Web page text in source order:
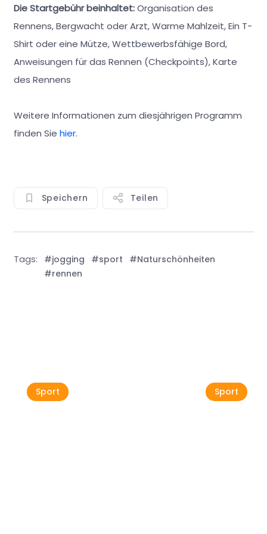
Die Startgebühr beinhaltet:Organisation des
Rennens, Bergwacht oder Arzt, Warme Mahlzeit, Ein T-
Shirt oder eine Mütze, Wettbewerbsfähige Bord,
Anweisungen für das Rennen (Checkpoints), Karte
des Rennens
Weitere Informationen zum diesjährigen Programm
finden Sie hier.
Speichern Teilen
Tags: #jogging #sport
#Naturschönheiten
#rennen
Sport Sport